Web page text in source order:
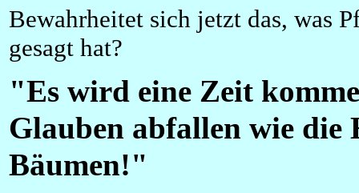
Bewahrheitet sich jetzt das, was
gesagt hat?
"Es wird eine Zeit
Glauben abfallen wie die
Bäumen!"